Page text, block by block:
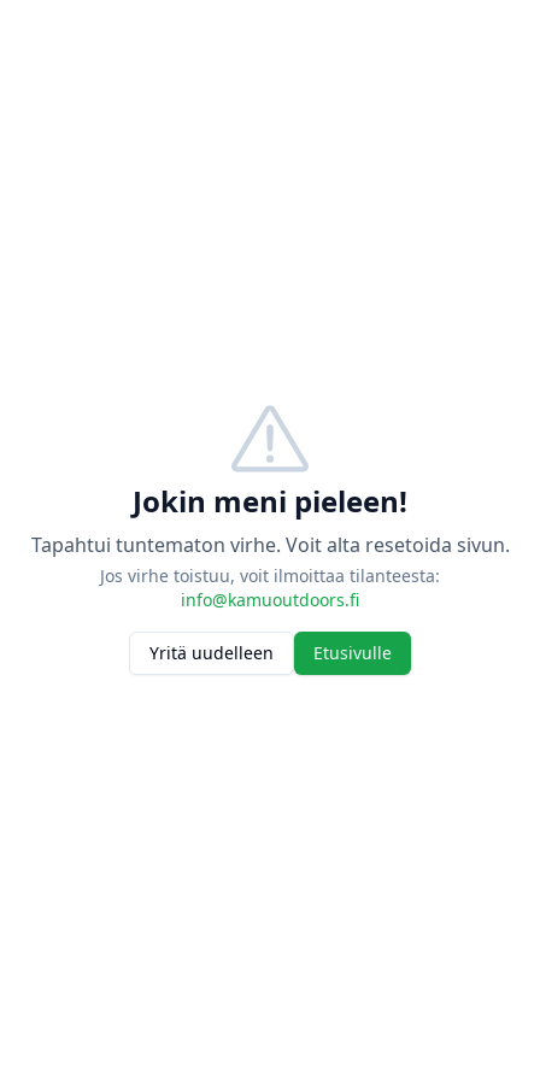
Jokin meni pieleen!
Tapahtui tuntematon virhe. Voit alta resetoida sivun.
Jos virhe toistuu, voit ilmoittaa tilanteesta:
info@kamuoutdoors.fi
Yritä uudelleen Etusivulle